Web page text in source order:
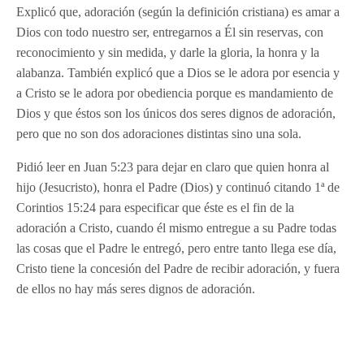
Explicó que, adoración (según la definición cristiana) es amar a
Dios con todo nuestro ser, entregarnos a Él sin reservas, con
reconocimiento y sin medida, y darle la gloria, la honra y la
alabanza. También explicó que a Dios se le adora por esencia y
a Cristo se le adora por obediencia porque es mandamiento de
Dios y que éstos son los únicos dos seres dignos de adoración,
pero que no son dos adoraciones distintas sino una sola.
Pidió leer en Juan 5:23 para dejar en claro que quien honra al
hijo (Jesucristo), honra el Padre (Dios) y continuó citando 1ª de
Corintios 15:24 para especificar que éste es el fin de la
adoración a Cristo, cuando él mismo entregue a su Padre todas
las cosas que el Padre le entregó, pero entre tanto llega ese día,
Cristo tiene la concesión del Padre de recibir adoración, y fuera
de ellos no hay más seres dignos de adoración.